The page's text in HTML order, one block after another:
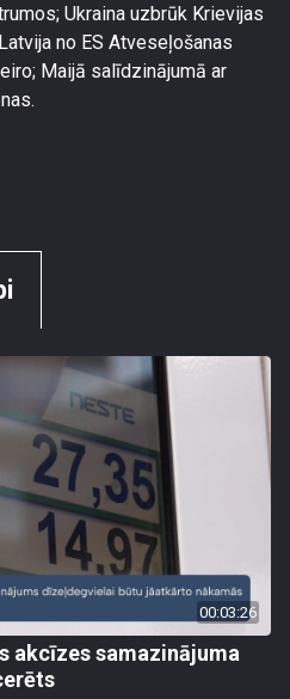
Ukraina uzbrūk Krievijas
no ES Atveseļošanas
Maijā salīdzinājumā ar
00:03:26
akcīzes samazinājuma